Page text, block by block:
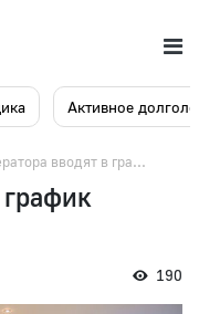
Активное
вводят в гра...
190